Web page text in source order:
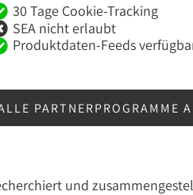
30 Tage Cookie-Tracking
SEA nicht erlaubt
Produktdaten-Feeds
PARTNERPROGRAMME
und